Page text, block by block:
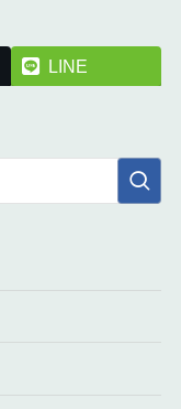
LINE